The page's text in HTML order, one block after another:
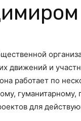
движений и
работает по
для